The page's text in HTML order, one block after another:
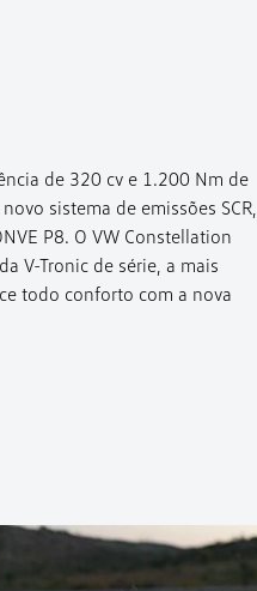
de 320 cv e 1.200 Nm de
sistema de emissões SCR,
P8. O VW Constellation
V-Tronic de série, a mais
todo conforto com a nova